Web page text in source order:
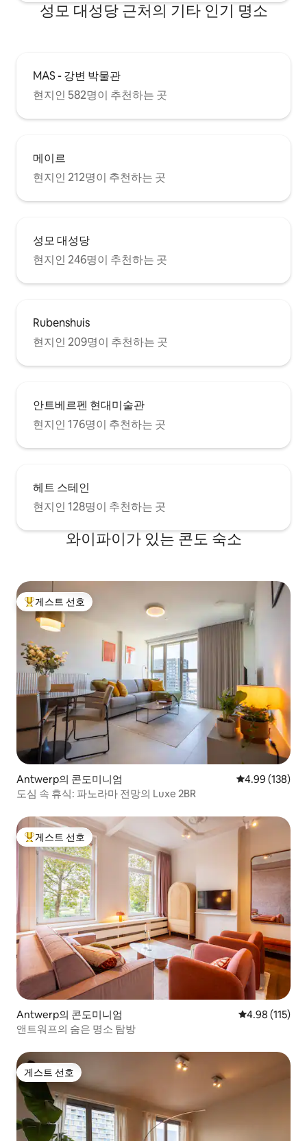
성모 대성당 근처의 기타 인기 명소
MAS - 강변 박물관
현지인 582명이 추천하는 곳
메이르
현지인 212명이 추천하는 곳
성모 대성당
현지인 246명이 추천하는 곳
Rubenshuis
현지인 209명이 추천하는 곳
안트베르펜 현대미술관
현지인 176명이 추천하는 곳
헤트 스테인
현지인 128명이 추천하는 곳
와이파이가 있는 콘도 숙소
상위 게스트 선호
게스트 선호
Antwerp의 콘도미니엄 평점 4.99점(5
4.99 (138)
도심 속 휴식: 파노라마 전망의 Luxe 2BR
상위 게스트 선호
게스트 선호
Antwerp의 콘도미니엄 평점 4.98점(5
4.98 (115)
앤트워프의 숨은 명소 탐방
게스트 선호
게스트 선호